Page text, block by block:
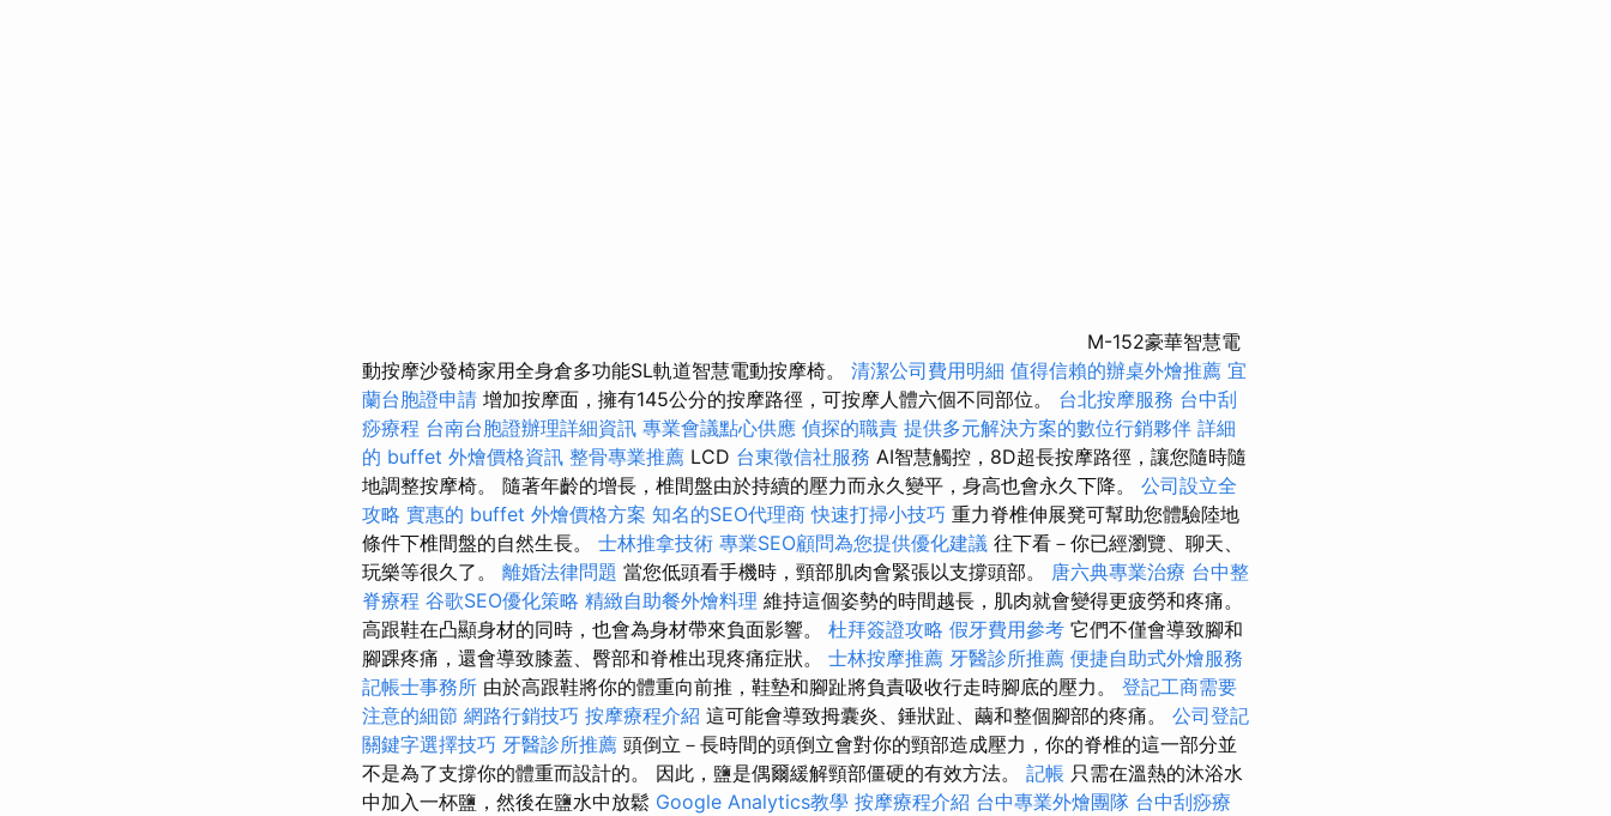
M-152豪華智慧電
動按摩沙發椅家用全身倉多功能SL軌道智慧電動按摩椅。 清潔公司費用明細 值得信賴的辦桌外燴推薦 宜
蘭台胞證申請 增加按摩面，擁有145公分的按摩路徑，可按摩人體六個不同部位。 台北按摩服務 台中刮
痧療程 台南台胞證辦理詳細資訊 專業會議點心供應 偵探的職責 提供多元解決方案的數位行銷夥伴 詳細
的 buffet 外燴價格資訊 整骨專業推薦 LCD 台東徵信社服務 AI智慧觸控，8D超長按摩路徑，讓您隨時隨
地調整按摩椅。 隨著年齡的增長，椎間盤由於持續的壓力而永久變平，身高也會永久下降。 公司設立全
攻略 實惠的 buffet 外燴價格方案 知名的SEO代理商 快速打掃小技巧 重力脊椎伸展凳可幫助您體驗陸地
條件下椎間盤的自然生長。 士林推拿技術 專業SEO顧問為您提供優化建議 往下看－你已經瀏覽、聊天、
玩樂等很久了。 離婚法律問題 當您低頭看手機時，頸部肌肉會緊張以支撐頭部。 唐六典專業治療 台中整
脊療程 谷歌SEO優化策略 精緻自助餐外燴料理 維持這個姿勢的時間越長，肌肉就會變得更疲勞和疼痛。
高跟鞋在凸顯身材的同時，也會為身材帶來負面影響。 杜拜簽證攻略 假牙費用參考 它們不僅會導致腳和
腳踝疼痛，還會導致膝蓋、臀部和脊椎出現疼痛症狀。 士林按摩推薦 牙醫診所推薦 便捷自助式外燴服務
記帳士事務所 由於高跟鞋將你的體重向前推，鞋墊和腳趾將負責吸收行走時腳底的壓力。 登記工商需要
注意的細節 網路行銷技巧 按摩療程介紹 這可能會導致拇囊炎、錘狀趾、繭和整個腳部的疼痛。 公司登記
關鍵字選擇技巧 牙醫診所推薦 頭倒立－長時間的頭倒立會對你的頸部造成壓力，你的脊椎的這一部分並
不是為了支撐你的體重而設計的。 因此，鹽是偶爾緩解頸部僵硬的有效方法。 記帳 只需在溫熱的沐浴水
中加入一杯鹽，然後在鹽水中放鬆 Google Analytics教學 按摩療程介紹 台中專業外燴團隊 台中刮痧療